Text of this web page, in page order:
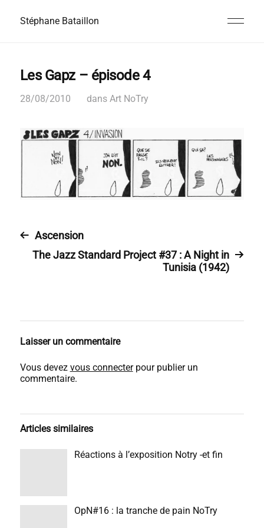
Stéphane Bataillon
Les Gapz – épisode 4
28/08/2010 dans Art NoTry
Ascension
The Jazz Standard Project #37 : A Night in
Tunisia (1942)
Laisser un commentaire
Vous devez vous connecterpour publier un
commentaire.
Articles similaires
Réactions à l’exposition Notry -et fin
OpN#16 : la tranche de pain NoTry